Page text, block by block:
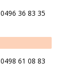
0496 36 83 35
0498 61 08 83